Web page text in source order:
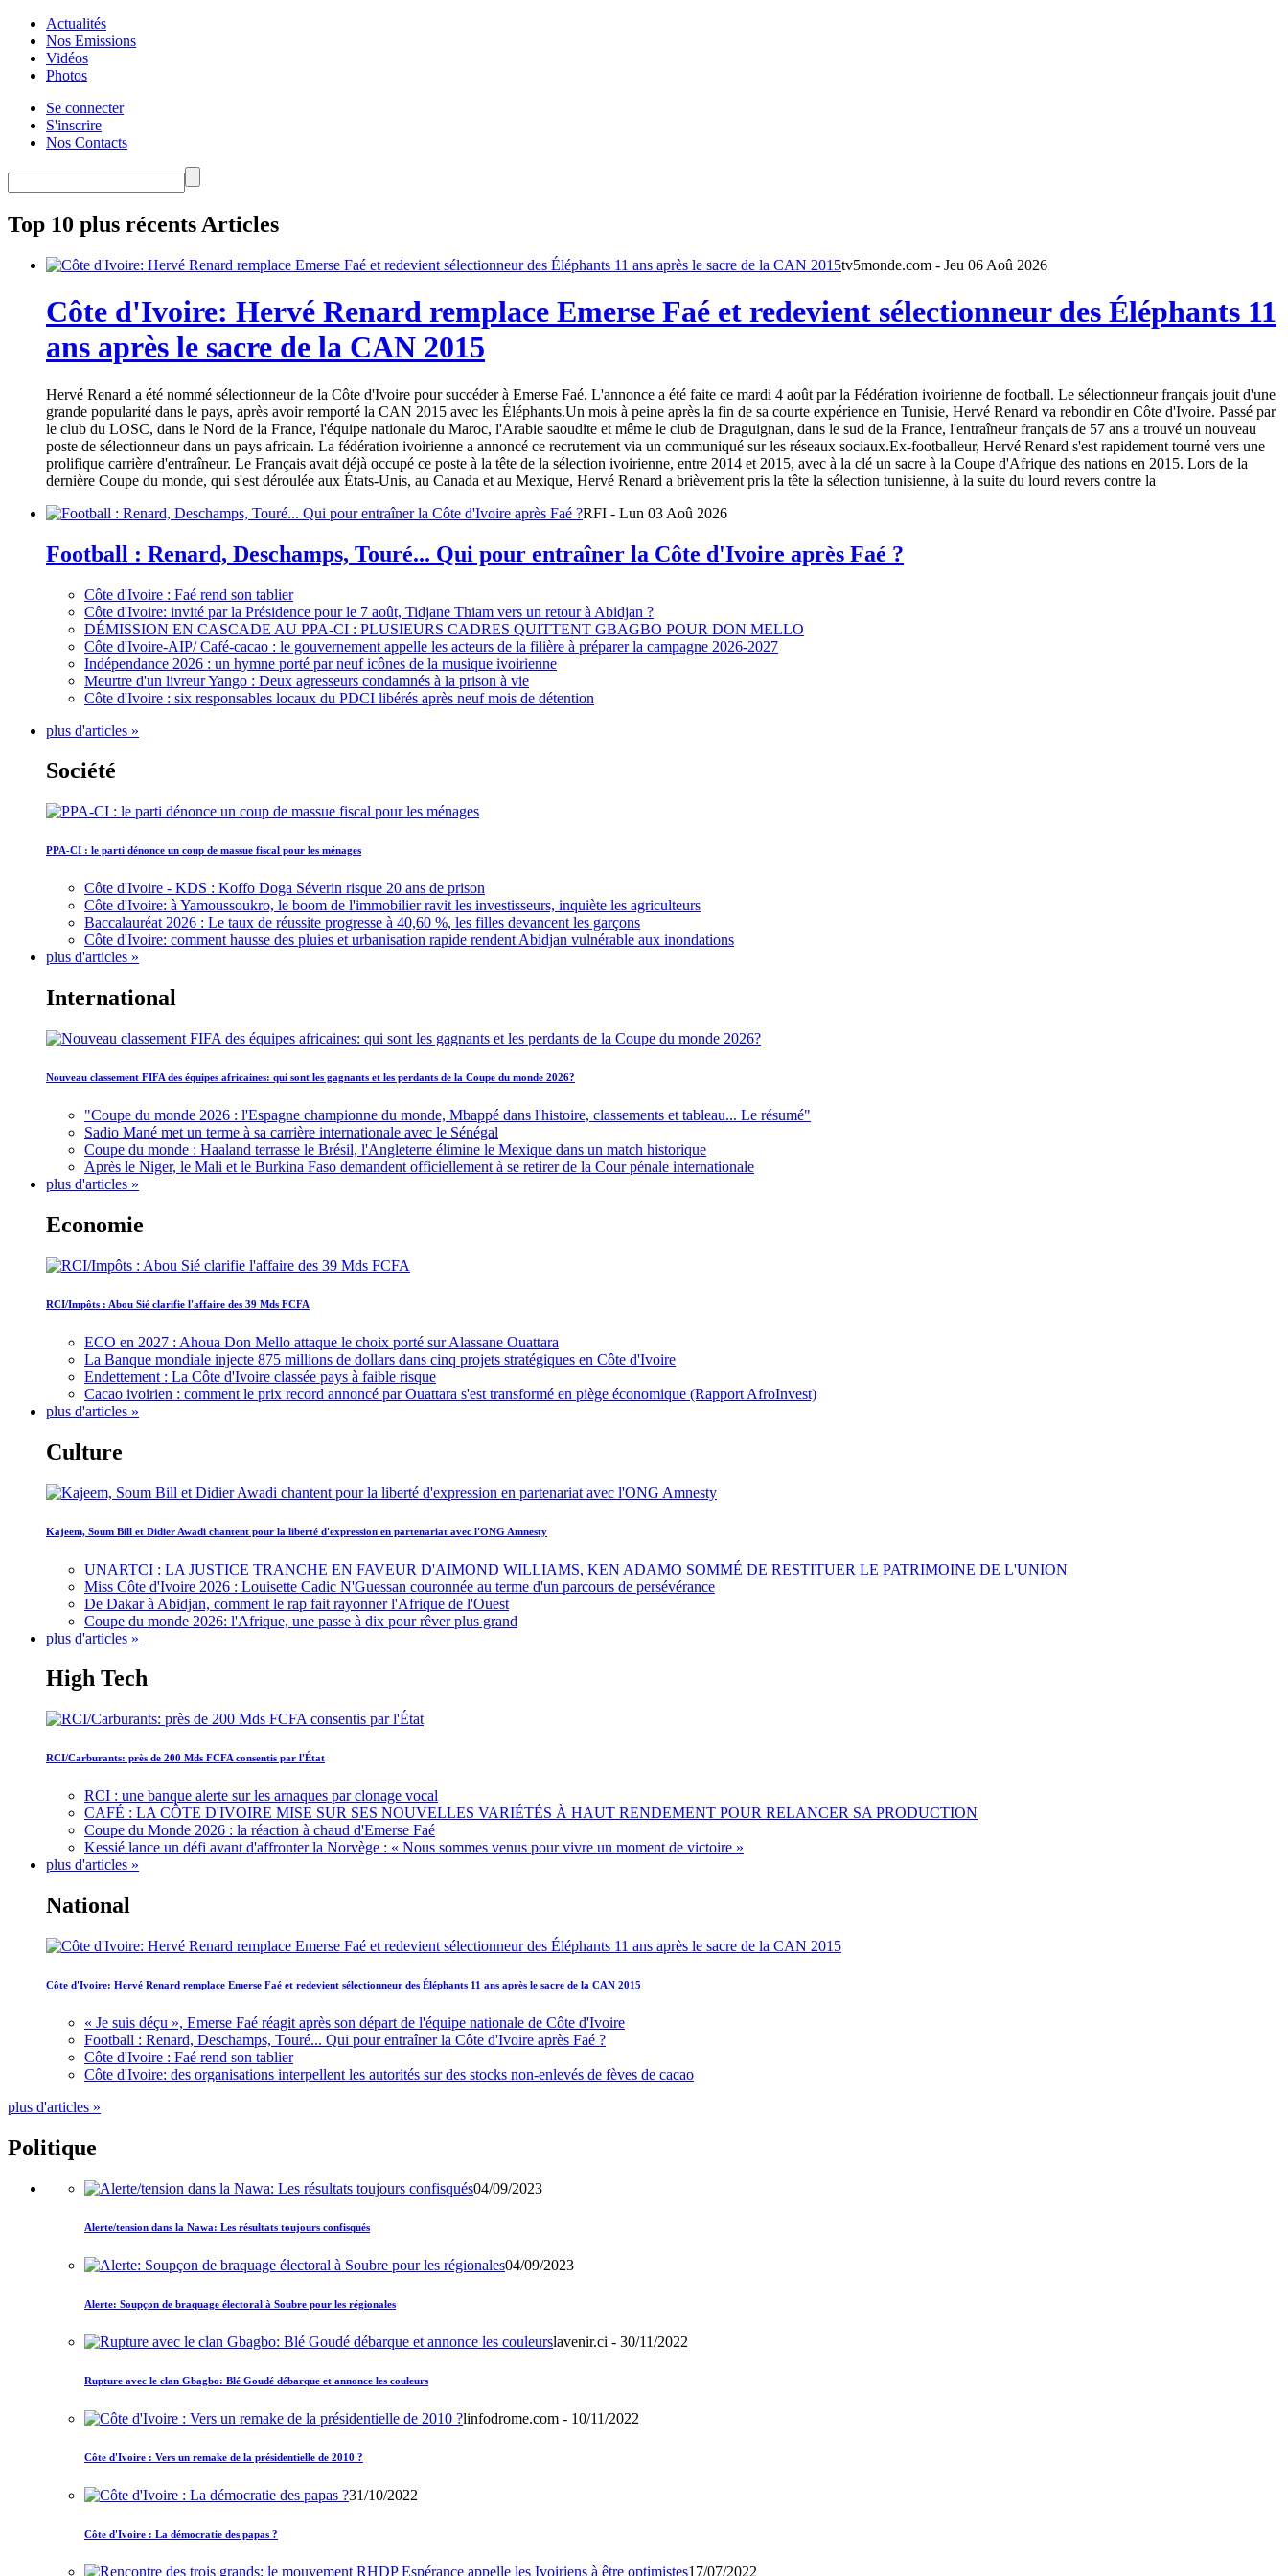
Actualités
Nos Emissions
Vidéos
Photos
Se connecter
S'inscrire
Nos Contacts
Top 10 plus récents Articles
tv5monde.com - Jeu 06 Aoû 2026
Côte d'Ivoire: Hervé Renard remplace Emerse Faé et redevient sélectionneur des Éléphants 11
ans après le sacre de la CAN 2015
Hervé Renard a été nommé sélectionneur de la Côte d'Ivoire pour succéder à Emerse Faé. L'annonce a été faite ce mardi 4 août par la Fédération ivoirienne de football. Le sélectionneur français jouit d'une
grande popularité dans le pays, après avoir remporté la CAN 2015 avec les Éléphants.Un mois à peine après la fin de sa courte expérience en Tunisie, Hervé Renard va rebondir en Côte d'Ivoire. Passé par
le club du LOSC, dans le Nord de la France, l'équipe nationale du Maroc, l'Arabie saoudite et même le club de Draguignan, dans le sud de la France, l'entraîneur français de 57 ans a trouvé un nouveau
poste de sélectionneur dans un pays africain. La fédération ivoirienne a annoncé ce recrutement via un communiqué sur les réseaux sociaux.Ex-footballeur, Hervé Renard s'est rapidement tourné vers une
prolifique carrière d'entraîneur. Le Français avait déjà occupé ce poste à la tête de la sélection ivoirienne, entre 2014 et 2015, avec à la clé un sacre à la Coupe d'Afrique des nations en 2015. Lors de la
dernière Coupe du monde, qui s'est déroulée aux États-Unis, au Canada et au Mexique, Hervé Renard a brièvement pris la tête la sélection tunisienne, à la suite du lourd revers contre la
RFI - Lun 03 Aoû 2026
Football : Renard, Deschamps, Touré... Qui pour entraîner la Côte d'Ivoire après Faé ?
Côte d'Ivoire : Faé rend son tablier
Côte d'Ivoire: invité par la Présidence pour le 7 août, Tidjane Thiam vers un retour à Abidjan ?
DÉMISSION EN CASCADE AU PPA-CI : PLUSIEURS CADRES QUITTENT GBAGBO POUR DON MELLO
Côte d'Ivoire-AIP/ Café-cacao : le gouvernement appelle les acteurs de la filière à préparer la campagne 2026-2027
Indépendance 2026 : un hymne porté par neuf icônes de la musique ivoirienne
Meurtre d'un livreur Yango : Deux agresseurs condamnés à la prison à vie
Côte d'Ivoire : six responsables locaux du PDCI libérés après neuf mois de détention
plus d'articles »
Société
PPA-CI : le parti dénonce un coup de massue fiscal pour les ménages
Côte d'Ivoire - KDS : Koffo Doga Séverin risque 20 ans de prison
Côte d'Ivoire: à Yamoussoukro, le boom de l'immobilier ravit les investisseurs, inquiète les agriculteurs
Baccalauréat 2026 : Le taux de réussite progresse à 40,60 %, les filles devancent les garçons
Côte d'Ivoire: comment hausse des pluies et urbanisation rapide rendent Abidjan vulnérable aux inondations
plus d'articles »
International
Nouveau classement FIFA des équipes africaines: qui sont les gagnants et les perdants de la Coupe du monde 2026?
"Coupe du monde 2026 : l'Espagne championne du monde, Mbappé dans l'histoire, classements et tableau... Le résumé"
Sadio Mané met un terme à sa carrière internationale avec le Sénégal
Coupe du monde : Haaland terrasse le Brésil, l'Angleterre élimine le Mexique dans un match historique
Après le Niger, le Mali et le Burkina Faso demandent officiellement à se retirer de la Cour pénale internationale
plus d'articles »
Economie
RCI/Impôts : Abou Sié clarifie l'affaire des 39 Mds FCFA
ECO en 2027 : Ahoua Don Mello attaque le choix porté sur Alassane Ouattara
La Banque mondiale injecte 875 millions de dollars dans cinq projets stratégiques en Côte d'Ivoire
Endettement : La Côte d'Ivoire classée pays à faible risque
Cacao ivoirien : comment le prix record annoncé par Ouattara s'est transformé en piège économique (Rapport AfroInvest)
plus d'articles »
Culture
Kajeem, Soum Bill et Didier Awadi chantent pour la liberté d'expression en partenariat avec l'ONG Amnesty
UNARTCI : LA JUSTICE TRANCHE EN FAVEUR D'AIMOND WILLIAMS, KEN ADAMO SOMMÉ DE RESTITUER LE PATRIMOINE DE L'UNION
Miss Côte d'Ivoire 2026 : Louisette Cadic N'Guessan couronnée au terme d'un parcours de persévérance
De Dakar à Abidjan, comment le rap fait rayonner l'Afrique de l'Ouest
Coupe du monde 2026: l'Afrique, une passe à dix pour rêver plus grand
plus d'articles »
High Tech
RCI/Carburants: près de 200 Mds FCFA consentis par l'État
RCI : une banque alerte sur les arnaques par clonage vocal
CAFÉ : LA CÔTE D'IVOIRE MISE SUR SES NOUVELLES VARIÉTÉS À HAUT RENDEMENT POUR RELANCER SA PRODUCTION
Coupe du Monde 2026 : la réaction à chaud d'Emerse Faé
Kessié lance un défi avant d'affronter la Norvège : « Nous sommes venus pour vivre un moment de victoire »
plus d'articles »
National
Côte d'Ivoire: Hervé Renard remplace Emerse Faé et redevient sélectionneur des Éléphants 11 ans après le sacre de la CAN 2015
« Je suis déçu », Emerse Faé réagit après son départ de l'équipe nationale de Côte d'Ivoire
Football : Renard, Deschamps, Touré... Qui pour entraîner la Côte d'Ivoire après Faé ?
Côte d'Ivoire : Faé rend son tablier
Côte d'Ivoire: des organisations interpellent les autorités sur des stocks non-enlevés de fèves de cacao
plus d'articles »
Politique
04/09/2023
Alerte/tension dans la Nawa: Les résultats toujours confisqués
04/09/2023
Alerte: Soupçon de braquage électoral à Soubre pour les régionales
lavenir.ci - 30/11/2022
Rupture avec le clan Gbagbo: Blé Goudé débarque et annonce les couleurs
linfodrome.com - 10/11/2022
Côte d'Ivoire : Vers un remake de la présidentielle de 2010 ?
31/10/2022
Côte d'Ivoire : La démocratie des papas ?
17/07/2022